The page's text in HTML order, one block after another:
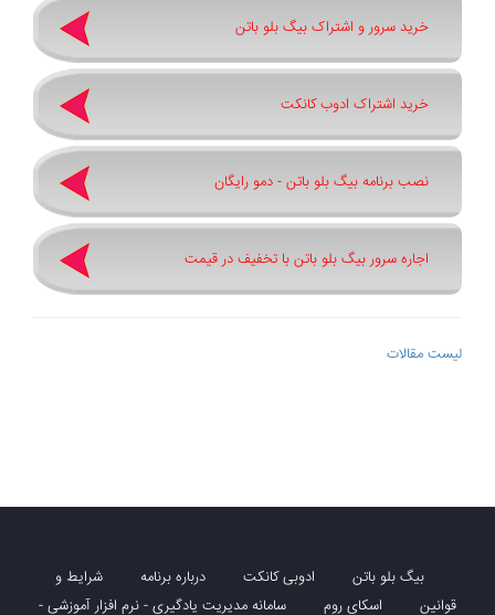
خرید سرور و اشتراک بیگ بلو باتن
خرید اشتراک ادوب کانکت
نصب برنامه بیگ بلو باتن - دمو رایگان
اجاره سرور بیگ بلو باتن با تخفیف در قیمت
لیست مقالات
بیگ بلو باتن ادوبی کانکت درباره برنامه
شرایط و
قوانین
اسکای روم سامانه مدیریت یادگیری - نرم افزار آموزشی -